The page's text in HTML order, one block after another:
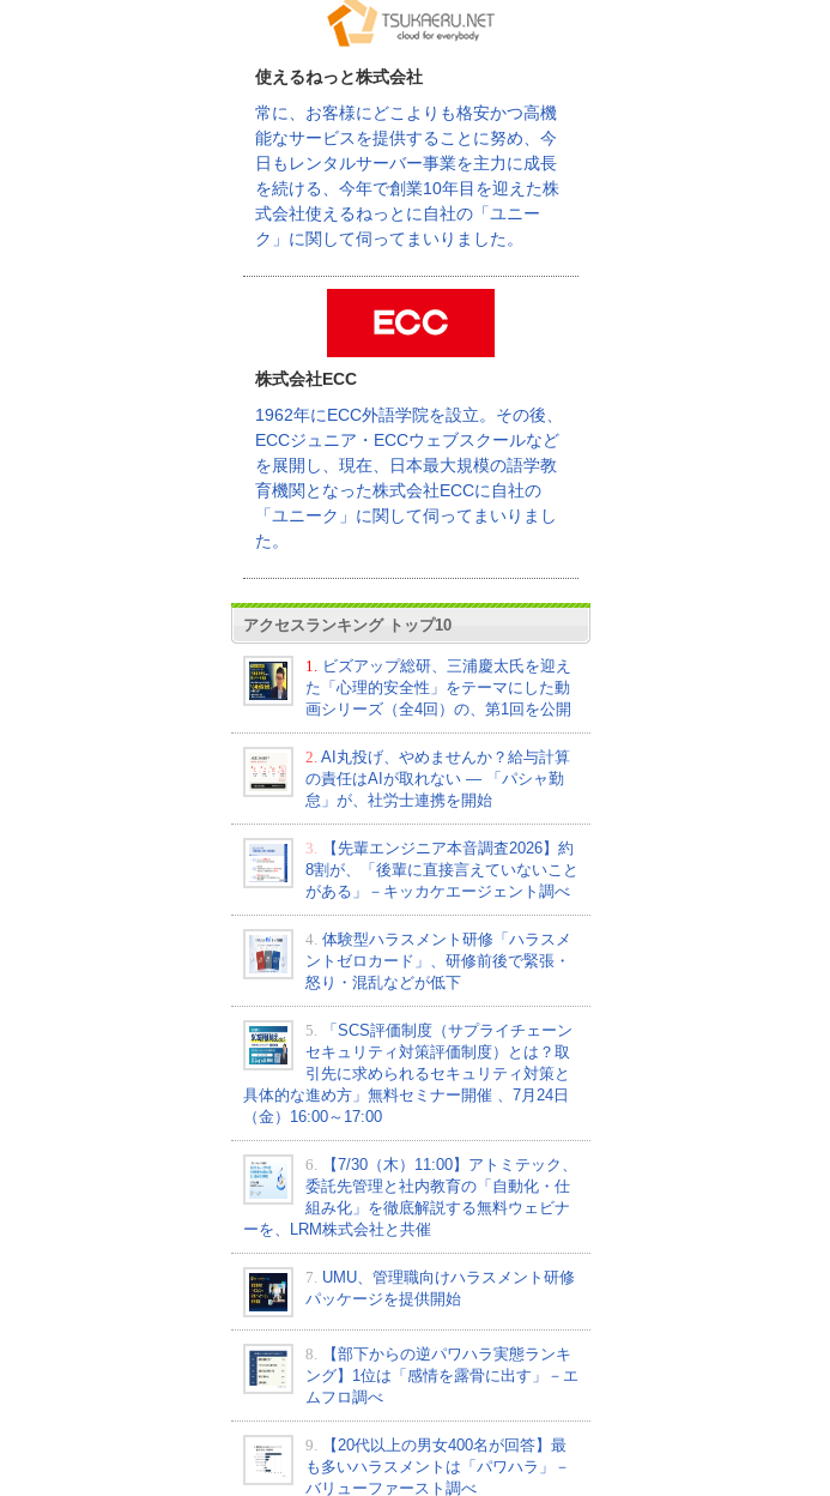
使えるねっと株式会社
常に、お客様にどこよりも格安かつ高機
能なサービスを提供することに努め、今
日もレンタルサーバー事業を主力に成長
を続ける、今年で創業10年目を迎えた株
式会社使えるねっとに自社の「ユニー
ク」に関して伺ってまいりました。
株式会社ECC
1962年にECC外語学院を設立。その後、
ECCジュニア・ECCウェブスクールなど
を展開し、現在、日本最大規模の語学教
育機関となった株式会社ECCに自社の
「ユニーク」に関して伺ってまいりまし
た。
アクセスランキング トップ10
1.
ビズアップ総研、三浦慶太氏を迎え
た「心理的安全性」をテーマにした動
画シリーズ（全4回）の、第1回を公開
2. AI丸投げ、やめませんか？給与計算
の責任はAIが取れない ― 「パシャ勤
怠」が、社労士連携を開始
3.
【先輩エンジニア本音調査2026】約
8割が、「後輩に直接言えていないこと
がある」－キッカケエージェント調べ
4. 体験型ハラスメント研修「ハラスメ
ントゼロカード」、研修前後で緊張・
怒り・混乱などが低下
5.
「SCS評価制度（サプライチェーン
セキュリティ対策評価制度）とは？取
引先に求められるセキュリティ対策と
具体的な進め方」無料セミナー開催 、7月24日
（金）16:00～17:00
6.
【7/30（木）11:00】アトミテック、
委託先管理と社内教育の「自動化・仕
組み化」を徹底解説する無料ウェビナ
ーを、LRM株式会社と共催
7. UMU、管理職向けハラスメント研修
パッケージを提供開始
8.
【部下からの逆パワハラ実態ランキ
ング】1位は「感情を露骨に出す」－エ
ムフロ調べ
9.
【20代以上の男女400名が回答】最
も多いハラスメントは「パワハラ」－
バリューファースト調べ